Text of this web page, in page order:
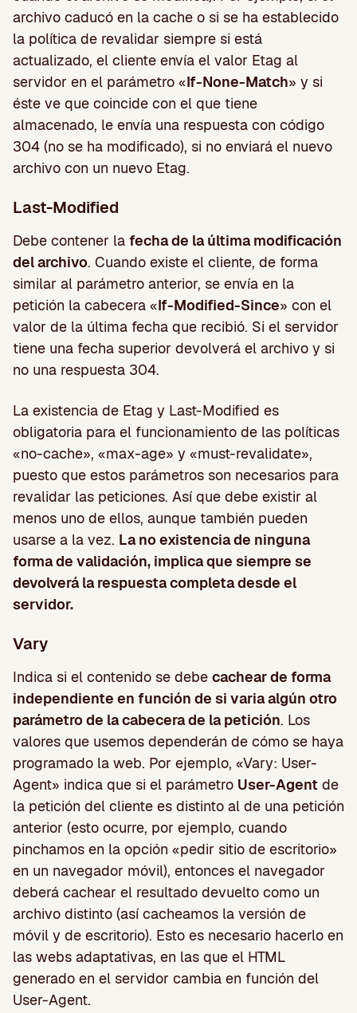
archivo caducó en la cache o si se ha establecido
la política de revalidar siempre si está
actualizado, el cliente envía el valor Etag al
servidor en el parámetro «If-None-Match» y si
éste ve que coincide con el que tiene
almacenado, le envía una respuesta con código
304 (no se ha modificado), si no enviará el nuevo
archivo con un nuevo Etag.
Last-Modified
Debe contener la fecha de la última modificación
del archivo. Cuando existe el cliente, de forma
similar al parámetro anterior, se envía en la
petición la cabecera «If-Modified-Since» con el
valor de la última fecha que recibió. Si el servidor
tiene una fecha superior devolverá el archivo y si
no una respuesta 304.
La existencia de Etag y Last-Modified es
obligatoria para el funcionamiento de las políticas
«no-cache», «max-age» y «must-revalidate»,
puesto que estos parámetros son necesarios para
revalidar las peticiones. Así que debe existir al
menos uno de ellos, aunque también pueden
usarse a la vez. La no existencia de ninguna
forma de validación, implica que siempre se
devolverá la respuesta completa desde el
servidor.
Vary
Indica si el contenido se debe cachear de forma
independiente en función de si varia algún otro
parámetro de la cabecera de la petición. Los
valores que usemos dependerán de cómo se haya
programado la web. Por ejemplo, «Vary: User-
Agent» indica que si el parámetro User-Agent de
la petición del cliente es distinto al de una petición
anterior (esto ocurre, por ejemplo, cuando
pinchamos en la opción «pedir sitio de escritorio»
en un navegador móvil), entonces el navegador
deberá cachear el resultado devuelto como un
archivo distinto (así cacheamos la versión de
móvil y de escritorio). Esto es necesario hacerlo en
las webs adaptativas, en las que el HTML
generado en el servidor cambia en función del
User-Agent.